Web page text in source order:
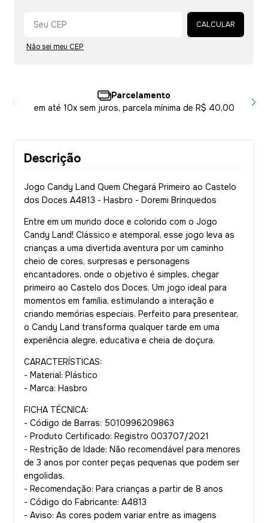
Alterar CEP
CALCULAR
Não sei meu CEP
Parcelamento
em até 10x sem juros, parcela mínima de R$ 40,00
Descrição
Jogo Candy Land Quem Chegará Primeiro ao Castelo
dos Doces A4813 - Hasbro - Doremi Brinquedos
Entre em um mundo doce e colorido com o Jogo
Candy Land! Clássico e atemporal, esse jogo leva as
crianças a uma divertida aventura por um caminho
cheio de cores, surpresas e personagens
encantadores, onde o objetivo é simples, chegar
primeiro ao Castelo dos Doces. Um jogo ideal para
momentos em família, estimulando a interação e
criando memórias especiais. Perfeito para presentear,
o Candy Land transforma qualquer tarde em uma
experiência alegre, educativa e cheia de doçura.
CARACTERÍSTICAS:
- Material: Plástico
- Marca: Hasbro
FICHA TÉCNICA:
- Código de Barras: 5010996209863
- Produto Certificado: Registro 003707/2021
- Restrição de Idade: Não recomendável para menores
de 3 anos por conter peças pequenas que podem ser
engolidas.
- Recomendação: Para crianças a partir de 8 anos
- Código do Fabricante: A4813
- Aviso: As cores podem variar entre as imagens